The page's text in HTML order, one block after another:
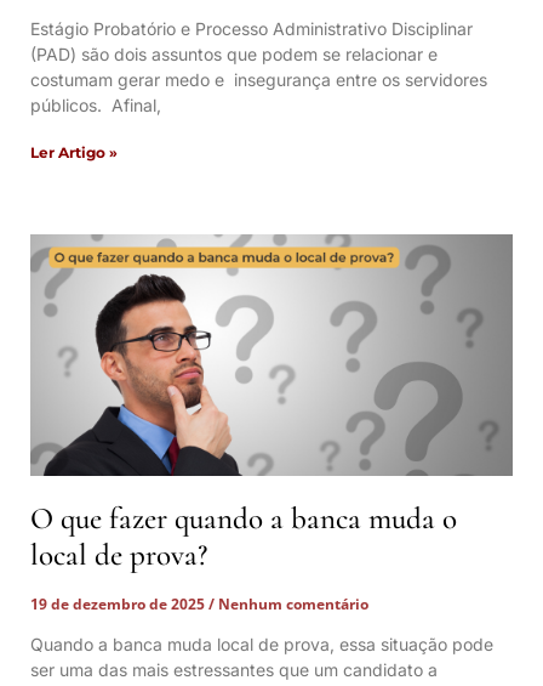
Estágio Probatório e Processo Administrativo Disciplinar
(PAD) são dois assuntos que podem se relacionar e
costumam gerar medo e insegurança entre os servidores
públicos. Afinal,
Ler Artigo »
O que fazer quando a banca muda o
local de prova?
19 de dezembro de 2025
Nenhum comentário
Quando a banca muda local de prova, essa situação pode
ser uma das mais estressantes que um candidato a